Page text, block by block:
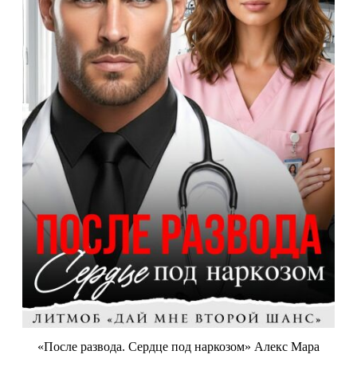
«После развода. Сердце под наркозом» Алекс Мара